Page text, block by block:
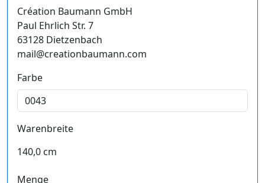
Création Baumann GmbH
Paul Ehrlich Str. 7
63128 Dietzenbach
mail@creationbaumann.com
Farbe
Warenbreite
140,0 cm
Menge